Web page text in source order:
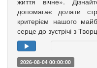
допомагає долати
критерієм нашого
серце до зустрічі з
2026-08-04 00:00:00